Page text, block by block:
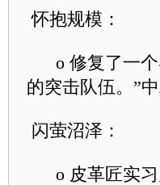
怀抱规模：
o 修复了一个
的突击队伍。”
闪萤沼泽：
o 皮革匠实习